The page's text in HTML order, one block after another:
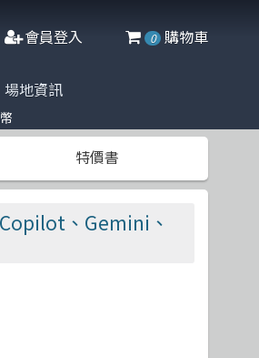
會員登入 0 購物車
書籍到貨延誤公告※
名著系列
Software
體
程式語言
智慧
設計
庫
大學
出版社
周邊商品
科普推薦書
場地資訊
特價書
、Gemini、